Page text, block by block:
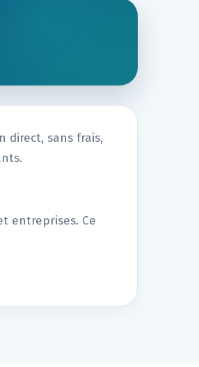
direct, sans frais,
entreprises. Ce